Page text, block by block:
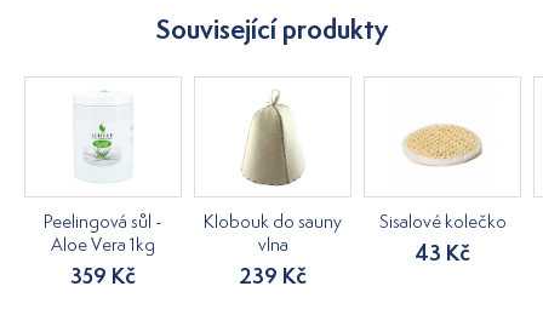
Související produkty
Peelingová sůl -
Aloe Vera 1kg
359 Kč
Klobouk do sauny
vlna
239 Kč
Sisalové kolečko
43 Kč